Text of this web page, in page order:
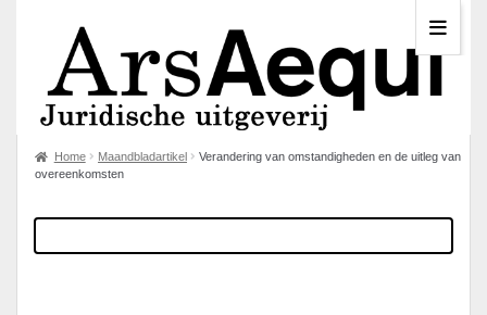
Home Maandbladartikel
Verandering van omstandigheden en de uitleg van
overeenkomsten